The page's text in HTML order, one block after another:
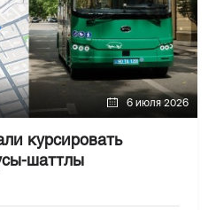
6 июля 2026
курсировать
шаттлы